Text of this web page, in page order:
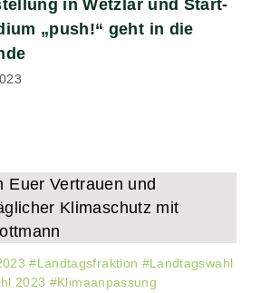
in Wetzlar und Start-
„push!“ geht in die
#Landtagsfraktion #Landtagswahl
2023 #Klimaanpassung